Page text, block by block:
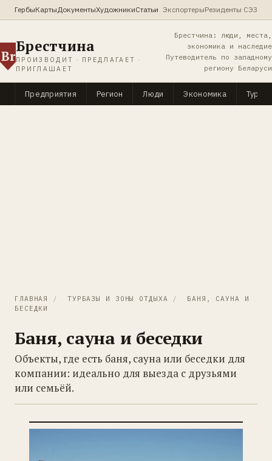
ГербыКартыДокументыХудожникиСтатьи ЭкспортерыРезиденты СЭЗ
Br
Брестчина
ПРОИЗВОДИТ · ПРЕДЛАГАЕТ ·
ПРИГЛАШАЕТ
Брестчина: люди, места,
экономика и наследие
Путеводитель по западному
региону Беларуси
Предприятия Регион Люди Экономика
ГЛАВНАЯ / ТУРБАЗЫ И ЗОНЫ ОТДЫХА /
БАНЯ, САУНА И
БЕСЕДКИ
Баня, сауна и беседки
Объекты, где есть баня, сауна или беседки для
компании: идеально для выезда с друзьями
или семьёй.